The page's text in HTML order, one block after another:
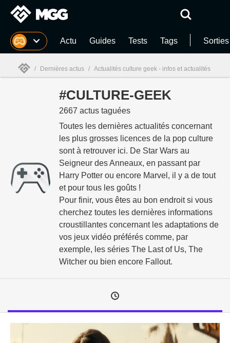
MGG Actu Guides Tests Tags
/ Dernières actus / Actualités culture geek - infos et actualités
#CULTURE-GEEK
2667 actus taguées
Toutes les dernières actualités concernant
les plus grosses licences de la pop culture
sont à retrouver ici. De Star Wars au
Seigneur des Anneaux, en passant par
Harry Potter ou encore Marvel, il y a de tout
et pour tous les goûts !
Pour finir, vous êtes au bon endroit si vous
cherchez toutes les dernières informations
croustillantes concernant les adaptations de
vos jeux vidéo préférés comme, par
exemple, les séries The Last of Us, The
Witcher ou bien encore Fallout.